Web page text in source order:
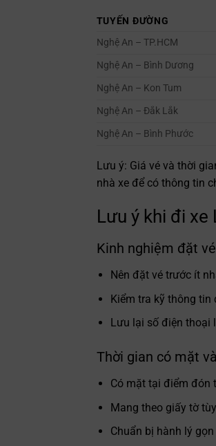
TUYẾN ĐƯỜNG
Nghệ An – TP.HCM
Nghệ An – Bình Dương
Nghệ An – Kon Tum
Nghệ An – Đắk Lắk
Nghệ An – Bình Phước
Lưu ý: Giá vé và thời
nhà xe để có thông tin
Lưu ý khi đi xe
Kinh nghiệm đặt vé
Nên đặt vé trước ít
Kiểm tra kỹ thông
Lưu lại số điện thoại
Thời gian có mặt
Có mặt tại điểm đón
Mang theo giấy tờ
Chuẩn bị hành lý